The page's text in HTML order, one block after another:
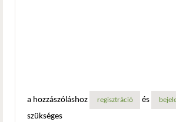
a hozzászóláshoz regisztráció és
szükséges